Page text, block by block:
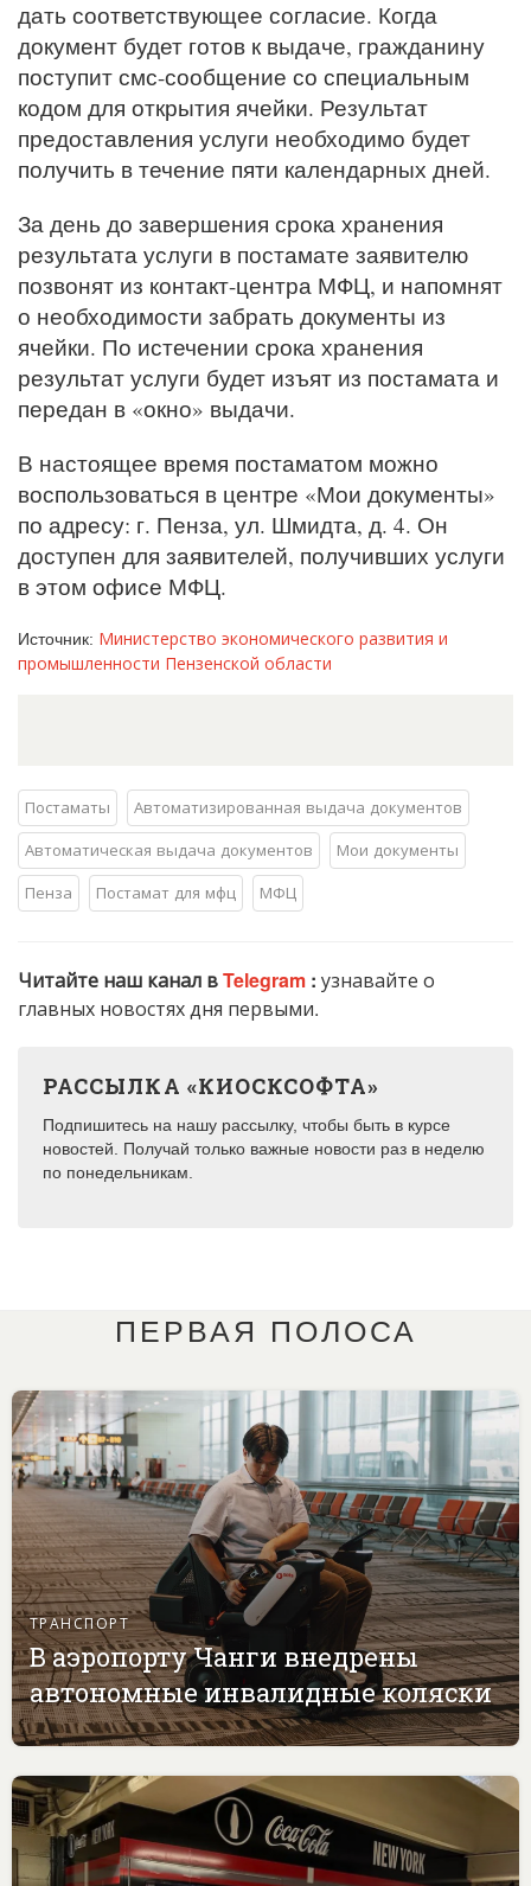
дать соответствующее согласие. Когда
документ будет готов к выдаче, гражданину
поступит смс-сообщение со специальным
кодом для открытия ячейки. Результат
предоставления услуги необходимо будет
получить в течение пяти календарных дней.
За день до завершения срока хранения
результата услуги в постамате заявителю
позвонят из контакт-центра МФЦ, и напомнят
о необходимости забрать документы из
ячейки. По истечении срока хранения
результат услуги будет изъят из постамата и
передан в «окно» выдачи.
В настоящее время постаматом можно
воспользоваться в центре «Мои документы»
по адресу: г. Пенза, ул. Шмидта, д. 4. Он
доступен для заявителей, получивших услуги
в этом офисе МФЦ.
Источник: Министерство экономического развития и
промышленности Пензенской области
Постаматы
Автоматизированная выдача документов
Автоматическая выдача документов
Мои документы
Пенза
Постамат для мфц МФЦ
Читайте наш канал вTelegram : узнавайте о
главных новостях дня первыми.
РАССЫЛКА «КИОСКСОФТА»
Подпишитесь на нашу рассылку, чтобы быть в курсе
новостей. Получай только важные новости раз в неделю
по понедельникам.
ПЕРВАЯ ПОЛОСА
ТРАНСПОРТ
В аэропорту Чанги внедрены
автономные инвалидные коляски